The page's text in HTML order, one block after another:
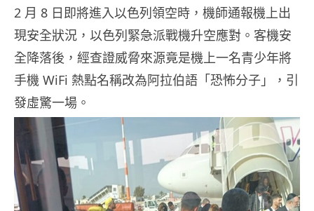
2 月 8 日即將進入以色列領空時，機師通報機上出
現安全狀況，以色列緊急派戰機升空應對。客機安
全降落後，經查證威脅來源竟是機上一名青少年將
手機 WiFi 熱點名稱改為阿拉伯語「恐怖分子」，引
發虛驚一場。